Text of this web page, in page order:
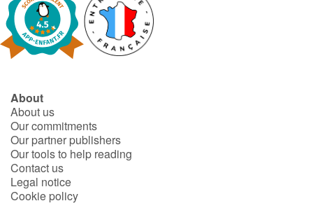
About
About us
Our commitments
Our partner publishers
Our tools to help reading
Contact us
Legal notice
Cookie policy